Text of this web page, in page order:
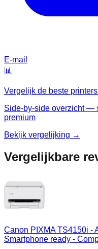
E-mail
📊
Vergelijk de beste printers
Side-by-side overzicht —
premium
Bekijk vergelijking →
Vergelijkbare
Canon PIXMA TS4150i -
Smartphone ready -